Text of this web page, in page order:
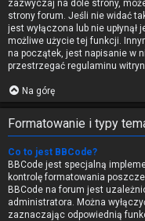
zazwyczaj na dole strony,
strony forum. Jeśli nie widać
jest wyłączona lub nie
możliwe użycie tej funkcji.
na początek, jest napisanie w
przestrzegać regulaminu
Na górę
Formatowanie i typy
Co to jest BBCode?
BBCode jest specjalną
kontrolę formatowania
BBCode na forum jest
administratora. Można
zaznaczając odpowiednią